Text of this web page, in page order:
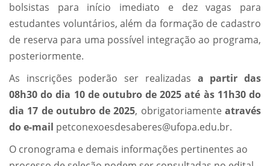
bolsistas para início imediato e dez vagas para
estudantes voluntários, além da formação de cadastro
de reserva para uma possível integração ao programa,
posteriormente.
As inscrições poderão ser realizadas a partir das
08h30 do dia 10 de outubro de 2025 até às 11h30 do
dia 17 de outubro de 2025, obrigatoriamente através
do e-mail petconexoesdesaberes@ufopa.edu.br.
O cronograma e demais informações pertinentes ao